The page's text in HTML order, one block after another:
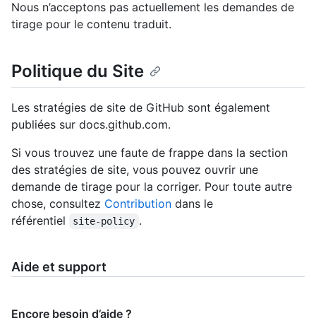
Nous n’acceptons pas actuellement les demandes de
tirage pour le contenu traduit.
Politique du Site
Les stratégies de site de GitHub sont également
publiées sur docs.github.com.
Si vous trouvez une faute de frappe dans la section
des stratégies de site, vous pouvez ouvrir une
demande de tirage pour la corriger. Pour toute autre
chose, consultez Contribution dans le
référentiel
site-policy .
Aide et support
Encore besoin d’aide ?